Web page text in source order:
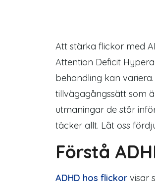
Att stärka flickor med
Attention Deficit
behandling kan
tillvägagångssätt som
utmaningar de står
täcker allt. Låt oss
Förstå
ADHD hos flickor visar